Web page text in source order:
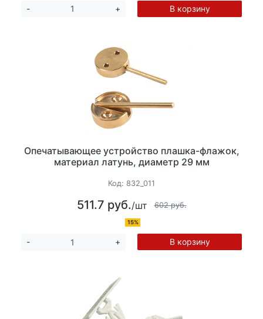
- + В корзину
Опечатывающее устройство плашка-флажок,
материал латунь, диаметр 29 мм
Код: 832_011
511.7 руб./шт 602 руб.
15%
- + В корзину